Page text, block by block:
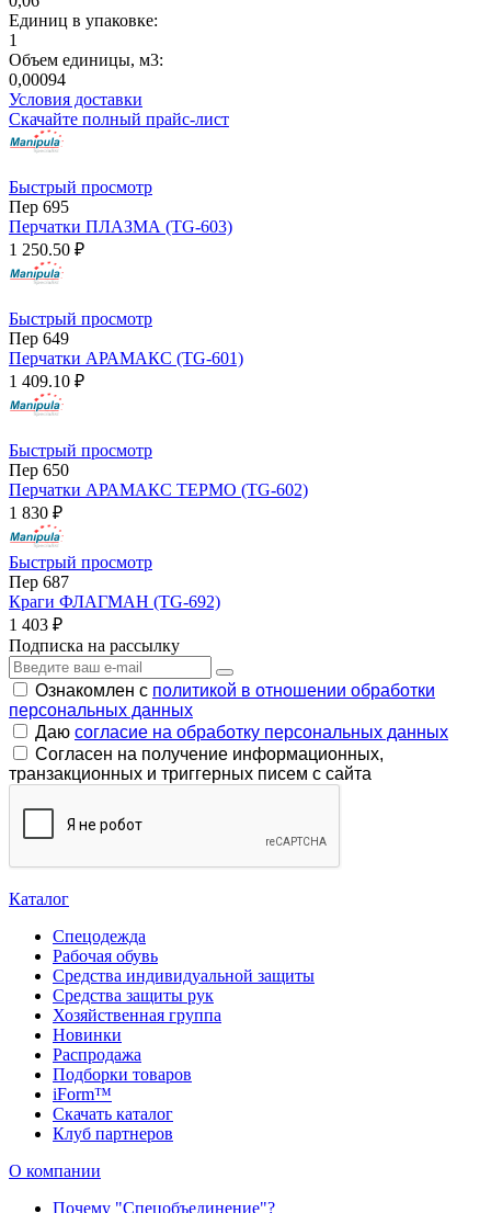
Единиц в упаковке:
1
Объем единицы, м3:
0,00094
Условия доставки
Скачайте полный прайс-лист
Быстрый просмотр
Пер 695
Перчатки ПЛАЗМА (TG-603)
1 250.50 ₽
Быстрый просмотр
Пер 649
Перчатки АРАМАКС (TG-601)
1 409.10 ₽
Быстрый просмотр
Пер 650
Перчатки АРАМАКС ТЕРМО (TG-602)
1 830 ₽
Быстрый просмотр
Пер 687
Краги ФЛАГМАН (TG-692)
1 403 ₽
Подписка на рассылку
Ознакомлен с политикой в отношении обработки
персональных данных
Даю согласие на обработку персональных данных
Согласен на получение информационных,
транзакционных и триггерных писем с сайта
Каталог
Спецодежда
Рабочая обувь
Средства индивидуальной защиты
Средства защиты рук
Хозяйственная группа
Новинки
Распродажа
Подборки товаров
iForm™
Скачать каталог
Клуб партнеров
О компании
Почему "Спецобъединение"?